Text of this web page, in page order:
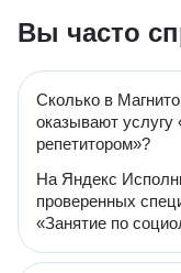
Вы часто
Сколько в
оказывают услугу
репетитором»?
На Яндекс
проверенных
«Занятие по